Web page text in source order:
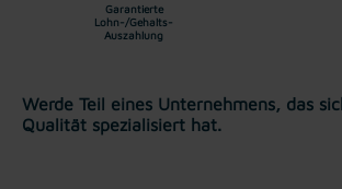
Garantierte
Lohn-/Gehalts-
Auszahlung
Werde Teil eines Unternehmens, das
Qualität spezialisiert hat.